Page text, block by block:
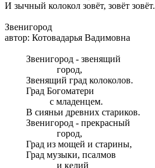
И зычный колокол зовёт, зовёт зовёт.
Звенигород
автор: Котовадарья Вадимовна
Звенигород - звенящий
город,
Звенящий град колоколов.
Град Богоматери
с младенцем.
В сияньи древних стариков.
Звенигород - прекрасный
город,
Град из мощей и старины,
Град музыки, псалмов
и келий